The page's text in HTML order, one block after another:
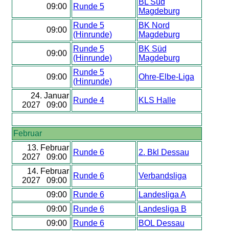
09:00 Runde 5
BL Süd
Magdeburg
09:00
Runde 5
(Hinrunde)
BK Nord
Magdeburg
09:00
Runde 5
(Hinrunde)
BK Süd
Magdeburg
09:00
Runde 5
(Hinrunde)
Ohre-Elbe-Liga
24. Januar
2027 09:00
Runde 4 KLS Halle
Februar
13. Februar
2027 09:00
Runde 6 2. Bkl Dessau
14. Februar
2027 09:00
Runde 6 Verbandsliga
09:00 Runde 6
Landesliga A
09:00
Runde 6
Landesliga B
09:00
Runde 6
BOL Dessau